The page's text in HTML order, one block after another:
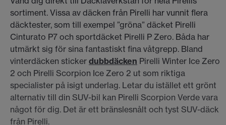
sortiment. Vissa av däcken från Pirelli har vunnit flera
däcktester, som till exempel ”gröna” däcket Pirelli
Cinturato P7 och sportdäcket Pirelli P Zero. Båda har
utmärkt sig för sina fantastiskt fina våtgrepp. Bland
vinterdäcken sticker dubbdäcken Pirelli Winter Ice Zero
2 och Pirelli Scorpion Ice Zero 2 ut som riktiga
specialister på isigt underlag. Letar du istället ett grönt
alternativ till din SUV-bil kan Pirelli Scorpion Verde vara
något för dig. Det är ett bränslesnålt och tyst SUV-däck
från Pirelli.